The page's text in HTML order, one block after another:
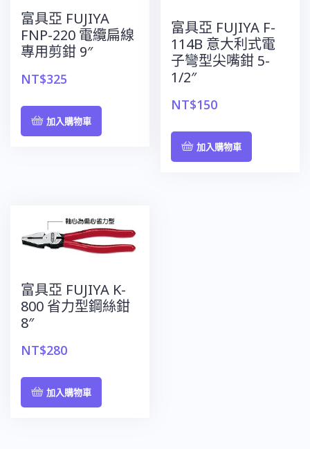
富具亞 FUJIYA
FNP-220 電纜扁線
專用剪鉗 9″
NT$325
加入購物車
富具亞 FUJIYA F-
114B 意大利式電
子彎型尖嘴鉗 5-
1/2″
NT$150
加入購物車
富具亞 FUJIYA K-
800 省力型鋼絲鉗
8″
NT$280
加入購物車